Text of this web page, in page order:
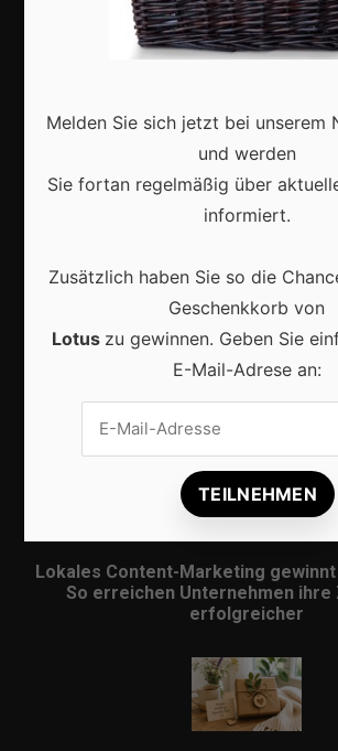
Webshops
Lokale
Schlüssel für mehr regionale
Lokales Content-Marketing gewinnt
So erreichen Unternehmen ihre
erfolgreicher
Melden Sie sich jetzt bei unserem
und werden
Sie fortan regelmäßig über
informiert.
Zusätzlich haben Sie so die
Geschenkkorb von
Lotus zu gewinnen. Geben Sie
E-Mail-Adrese an: